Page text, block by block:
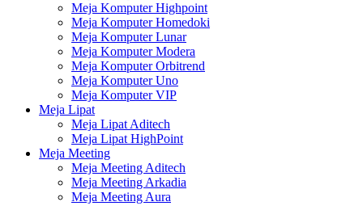
Meja Komputer Highpoint
Meja Komputer Homedoki
Meja Komputer Lunar
Meja Komputer Modera
Meja Komputer Orbitrend
Meja Komputer Uno
Meja Komputer VIP
Meja Lipat
Meja Lipat Aditech
Meja Lipat HighPoint
Meja Meeting
Meja Meeting Aditech
Meja Meeting Arkadia
Meja Meeting Aura